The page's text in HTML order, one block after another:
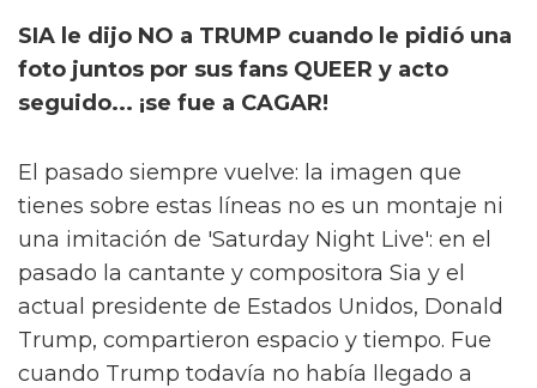
SIA le dijo NO a TRUMP cuando le pidió una
foto juntos por sus fans QUEER y acto
seguido... ¡se fue a CAGAR!
El pasado siempre vuelve: la imagen que
tienes sobre estas líneas no es un montaje ni
una imitación de 'Saturday Night Live': en el
pasado la cantante y compositora Sia y el
actual presidente de Estados Unidos, Donald
Trump, compartieron espacio y tiempo. Fue
cuando Trump todavía no había llegado a